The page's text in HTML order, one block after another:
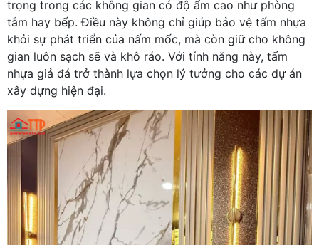
trọng trong các không gian có độ ẩm cao như phòng
tắm hay bếp. Điều này không chỉ giúp bảo vệ tấm nhựa
khỏi sự phát triển của nấm mốc, mà còn giữ cho không
gian luôn sạch sẽ và khô ráo. Với tính năng này, tấm
nhựa giả đá trở thành lựa chọn lý tưởng cho các dự án
xây dựng hiện đại.